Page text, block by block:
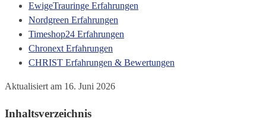
EwigeTrauringe Erfahrungen
Nordgreen Erfahrungen
Timeshop24 Erfahrungen
Chronext Erfahrungen
CHRIST Erfahrungen & Bewertungen
Aktualisiert am 16. Juni 2026
Inhaltsverzeichnis